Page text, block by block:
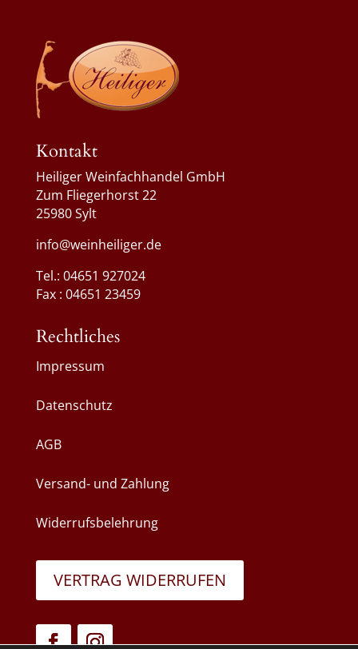
Kontakt
Heiliger Weinfachhandel GmbH
Zum Fliegerhorst 22
25980 Sylt
info@weinheiliger.de
Tel.: 04651 927024
Fax : 04651 23459
Rechtliches
Impressum
Datenschutz
AGB
Versand- und Zahlung
Widerrufsbelehrung
VERTRAG WIDERRUFEN